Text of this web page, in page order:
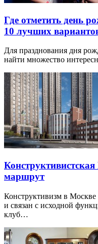
Где отметить день
10 лучших
Для празднования дня
найти множество
маршрут
Конструктивизм в
и связан с исходной
клуб…